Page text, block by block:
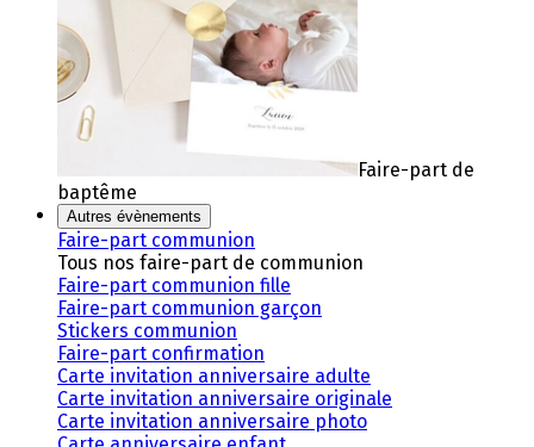
Faire-part de
baptême
Autres évènements
Faire-part communion
Tous nos faire-part de communion
Faire-part communion fille
Faire-part communion garçon
Stickers communion
Faire-part confirmation
Carte invitation anniversaire adulte
Carte invitation anniversaire originale
Carte invitation anniversaire photo